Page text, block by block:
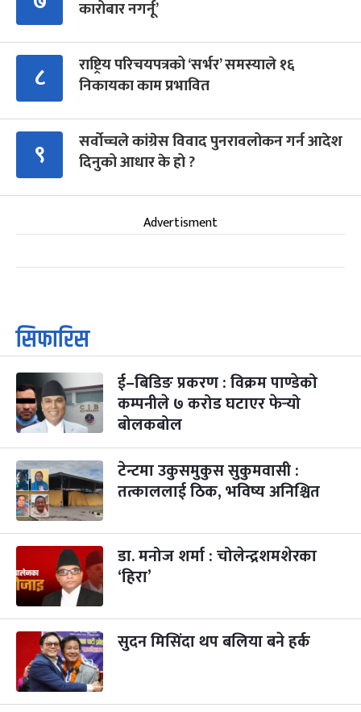
कारोबार नगर्नू’
८
राष्ट्रिय परिचयपत्रको ‘सर्भर’ समस्याले १६
निकायका काम प्रभावित
९
सर्वोच्चले कांग्रेस विवाद पुनरावलोकन गर्न आदेश
दिनुको आधार के हो ?
Advertisment
सिफारिस
ई–बिडिङ प्रकरण : विक्रम पाण्डेको
कम्पनीले ७ करोड घटाएर फेर्‍यो
बोलकबोल
टेन्टमा उकुसमुकुस सुकुमवासी :
तत्काललाई ठिक, भविष्य अनिश्चित
डा. मनोज शर्मा : चोलेन्द्रशमशेरका
‘हिरा’
सुदन मिसिंदा थप बलिया बने हर्क